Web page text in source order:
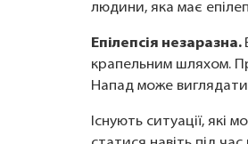
людини, яка має
Епілепсія незаразна.
крапельним шляхом.
Напад може виглядати
Існують ситуації, які